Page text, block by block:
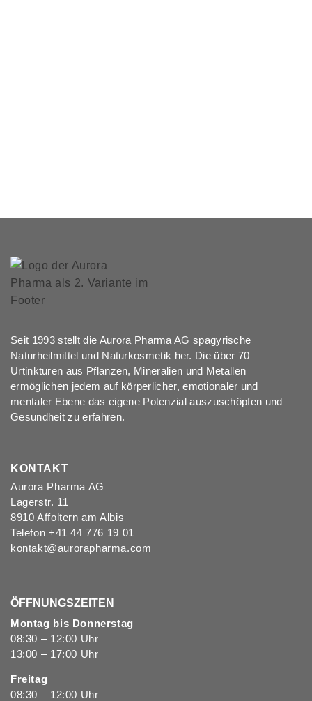
Seit 1993 stellt die Aurora Pharma AG spagyrische
Naturheilmittel und Naturkosmetik her. Die über 70
Urtinkturen aus Pflanzen, Mineralien und Metallen
ermöglichen jedem auf körperlicher, emotionaler und
mentaler Ebene das eigene Potenzial auszuschöpfen und
Gesundheit zu erfahren.
KONTAKT
Aurora Pharma AG
Lagerstr. 11
8910 Affoltern am Albis
Telefon +41 44 776 19 01
kontakt@aurorapharma.com
ÖFFNUNGSZEITEN
Montag bis Donnerstag
08:30 – 12:00 Uhr
13:00 – 17:00 Uhr
Freitag
08:30 – 12:00 Uhr